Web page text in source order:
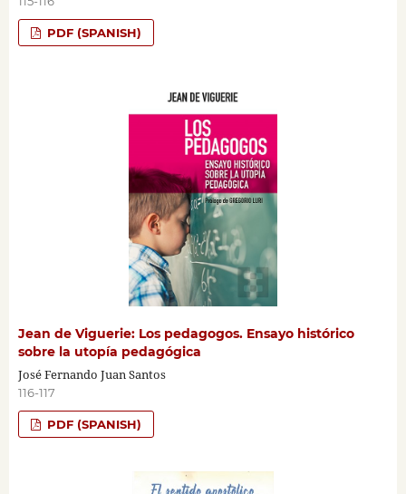
PDF (SPANISH)
Jean de Viguerie: Los pedagogos. Ensayo histórico
sobre la utopía pedagógica
José Fernando Juan Santos
116-117
PDF (SPANISH)